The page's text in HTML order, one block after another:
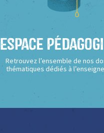
Espace
Retrouvez l’ensemble de nos
thématiques dédiés à